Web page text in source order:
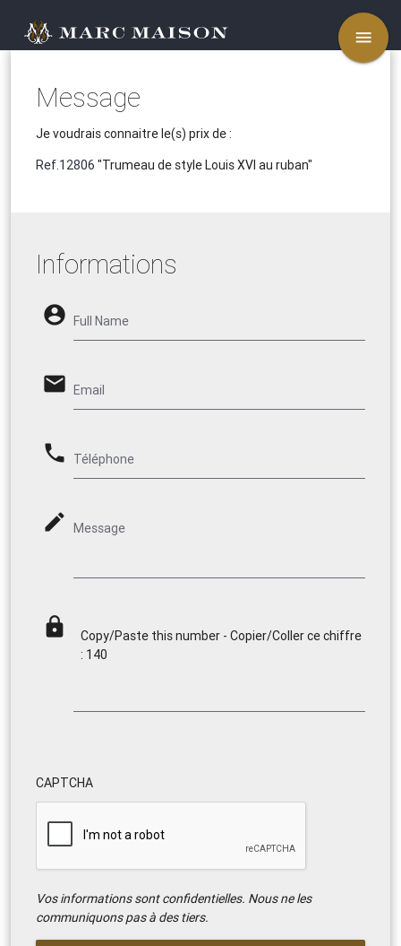
menu
Message
Je voudrais connaitre le(s) prix de :
Ref.12806 "Trumeau de style Louis XVI au ruban"
Informations
account_circle Full Name
email Email
phone Téléphone
mode_edit Message
lock
Copy/Paste this number - Copier/Coller ce chiffre
: 140
CAPTCHA
Vos informations sont confidentielles. Nous ne les
communiquons pas à des tiers.